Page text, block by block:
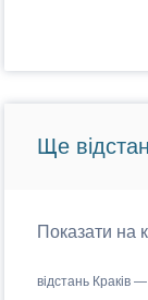
Ще
Показати на
відстань Краків